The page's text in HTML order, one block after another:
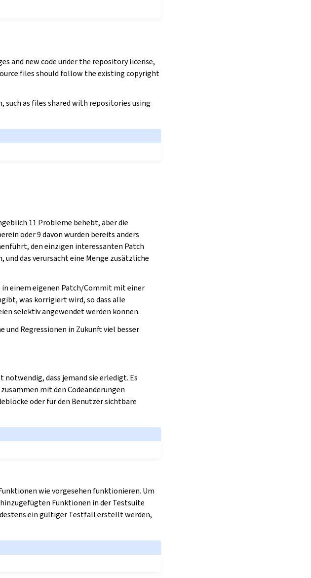
and new code under the repository license,
files should follow the existing copyright
such as files shared with repositories using
11 Probleme behebt, aber die
oder 9 davon wurden bereits anders
den einzigen interessanten Patch
und das verursacht eine Menge zusätzliche
einem eigenen Patch/Commit mit einer
was korrigiert wird, so dass alle
selektiv angewendet werden können.
und Regressionen in Zukunft viel besser
notwendig, dass jemand sie erledigt. Es
mit den Codeänderungen
oder für den Benutzer sichtbare
wie vorgesehen funktionieren. Um
Funktionen in der Testsuite
ein gültiger Testfall erstellt werden,